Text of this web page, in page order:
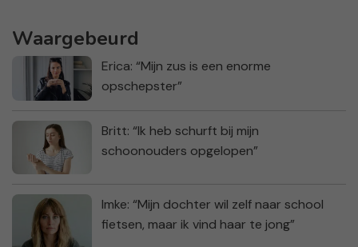
Waargebeurd
Erica: “Mijn zus is een enorme
opschepster”
Britt: “Ik heb schurft bij mijn
schoonouders opgelopen”
Imke: “Mijn dochter wil zelf naar school
fietsen, maar ik vind haar te jong”